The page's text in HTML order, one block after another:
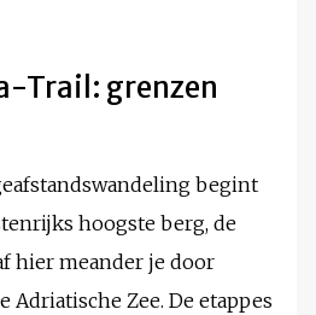
Trail: grenzen
begint
hoogste berg, de
hier meander je door
Zee. De etappes